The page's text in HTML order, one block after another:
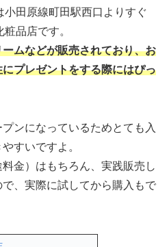
小田原線町田駅西口よりすぐ
品店です。
ムなどが販売されており、お
プレゼントをする際にはぴっ
ンになっているためとても入
すいですよ。
金）はもちろん、実践販売し
、実際に試してから購入もで